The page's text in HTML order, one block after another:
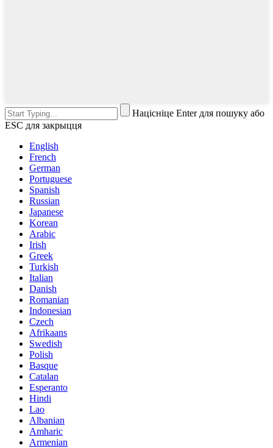
Націсніце Enter для пошуку або
ESC для закрыцця
English
French
German
Portuguese
Spanish
Russian
Japanese
Korean
Arabic
Irish
Greek
Turkish
Italian
Danish
Romanian
Indonesian
Czech
Afrikaans
Swedish
Polish
Basque
Catalan
Esperanto
Hindi
Lao
Albanian
Amharic
Armenian